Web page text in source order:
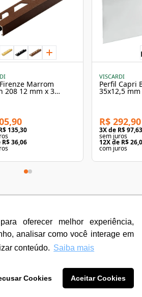
oferecer melhor experiência,
analisar como você interage em
conteúdo. Saiba mais
Cookies Aceitar Cookies
Marrom
208 12 mm x 3
135,30
R$ 36,06
VISCARDI
Perfil Capri
35x12,5
Viscardi
R$ 292,90
3X de R$ 97,63
sem juros
12X de R$
com juros